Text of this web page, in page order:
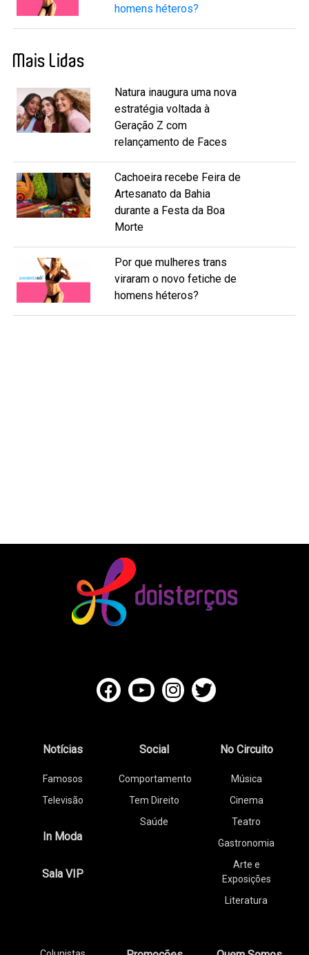
homens héteros?
Mais Lidas
Natura inaugura uma nova
estratégia voltada à
Geração Z com
relançamento de Faces
Cachoeira recebe Feira de
Artesanato da Bahia
durante a Festa da Boa
Morte
Por que mulheres trans
viraram o novo fetiche de
homens héteros?
Notícias
Famosos
Televisão
In Moda
Sala VIP
Social
Comportamento
Tem Direito
Saúde
No Circuito
Música
Cinema
Teatro
Gastronomia
Arte e
Exposições
Literatura